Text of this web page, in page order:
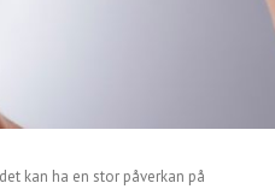
kan ha en stor påverkan på